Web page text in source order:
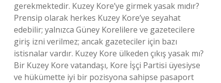
gerekmektedir. Kuzey Kore’ye girmek yasak mıdır?
Prensip olarak herkes Kuzey Kore’ye seyahat
edebilir; yalnızca Güney Korelilere ve gazetecilere
giriş izni verilmez; ancak gazeteciler için bazı
istisnalar vardır. Kuzey Kore ülkeden çıkış yasak mı?
Bir Kuzey Kore vatandaşı, Kore İşçi Partisi üyesiyse
ve hükümette iyi bir pozisyona sahipse pasaport